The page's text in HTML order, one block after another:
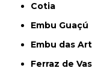
Cotia
Embu Guaçú
Embu das
Ferraz de